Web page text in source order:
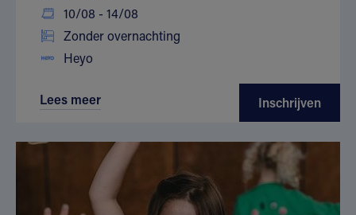
10/08 - 14/08
Zonder overnachting
Heyo
Lees meer Inschrijven